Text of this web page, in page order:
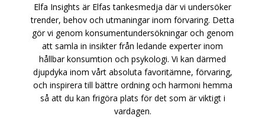
Elfa Insights är Elfas tankesmedja där vi undersöker
trender, behov och utmaningar inom förvaring. Detta
gör vi genom konsumentundersökningar och genom
att samla in insikter från ledande experter inom
hållbar konsumtion och psykologi. Vi kan därmed
djupdyka inom vårt absoluta favoritämne, förvaring,
och inspirera till bättre ordning och harmoni hemma
så att du kan frigöra plats för det som är viktigt i
vardagen.